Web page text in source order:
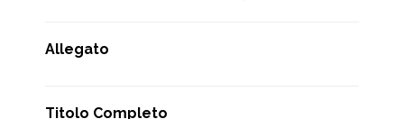
Allegato
Titolo Completo